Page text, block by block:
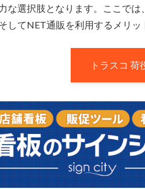
な選択肢となります。ここで
してNET通販を利用するメリ
トラスコ 荷